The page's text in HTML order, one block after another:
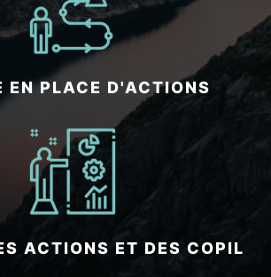
EN PLACE D'ACTIONS
ACTIONS ET DES COPIL